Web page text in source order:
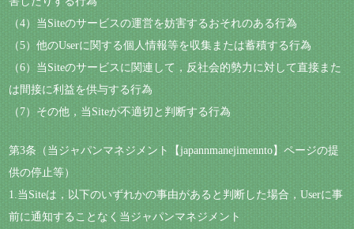
（4）当Siteのサービスの運営を妨害するおそれのある行為
（5）他のUserに関する個人情報等を収集または蓄積する行為
（6）当Siteのサービスに関連して，反社会的勢力に対して直接また
は間接に利益を供与する行為
（7）その他，当Siteが不適切と判断する行為
第3条（当ジャパンマネジメント【japannmanejimennto】ページの提
供の停止等）
1.当Siteは，以下のいずれかの事由があると判断した場合，Userに事
前に通知することなく当ジャパンマネジメント